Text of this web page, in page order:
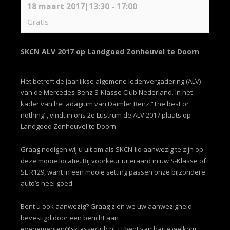
18 maart 2017|13:30 - 17:00
Gratis
SKCN ALV 2017 op Landgoed Zonheuvel te Doorn
Het betreft de jaarlijkse algemene ledenvergadering (ALV)
van de Mercedes-Benz S-Klasse Club Nederland. In het
kader van het adagium van Daimler Benz “The best or
nothing”, vindt in ons 2e Lustrum de ALV 2017 plaats op
Landgoed Zonheuvel te Doorn.
Graag nodigen wij u uit om als SKCN-lid aanwezig te zijn op
deze mooie locatie. Bij voorkeur uiteraard in uw S-Klasse of
SL R129, want in een mooie setting passen onze bijzondere
auto’s heel goed.
Bent u ook aanwezig? Graag zien we uw aanwezigheid
bevestigd door een bericht aan